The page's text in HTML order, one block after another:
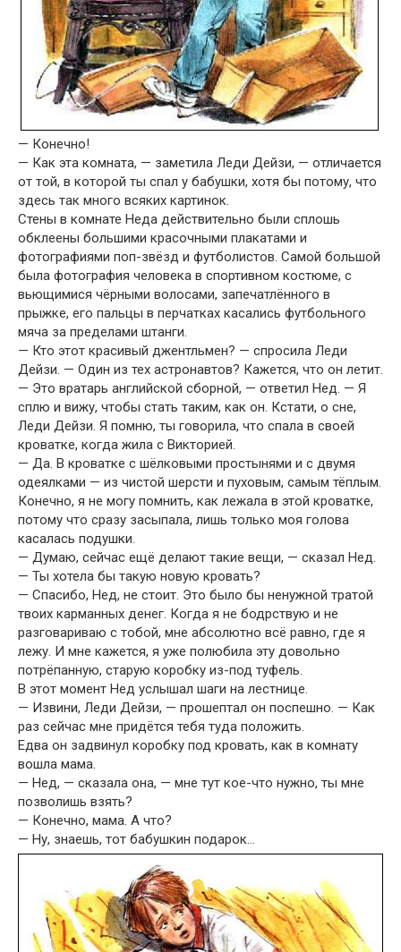
— Конечно!
— Как эта комната, — заметила Леди Дейзи, — отличается
от той, в которой ты спал у бабушки, хотя бы потому, что
здесь так много всяких картинок.
Стены в комнате Неда действительно были сплошь
обклеены большими красочными плакатами и
фотографиями поп-звёзд и футболистов. Самой большой
была фотография человека в спортивном костюме, с
вьющимися чёрными волосами, запечатлённого в
прыжке, его пальцы в перчатках касались футбольного
мяча за пределами штанги.
— Кто этот красивый джентльмен? — спросила Леди
Дейзи. — Один из тех астронавтов? Кажется, что он летит.
— Это вратарь английской сборной, — ответил Нед. — Я
сплю и вижу, чтобы стать таким, как он. Кстати, о сне,
Леди Дейзи. Я помню, ты говорила, что спала в своей
кроватке, когда жила с Викторией.
— Да. В кроватке с шёлковыми простынями и с двумя
одеялками — из чистой шерсти и пуховым, самым тёплым.
Конечно, я не могу помнить, как лежала в этой кроватке,
потому что сразу засыпала, лишь только моя голова
касалась подушки.
— Думаю, сейчас ещё делают такие вещи, — сказал Нед.
— Ты хотела бы такую новую кровать?
— Спасибо, Нед, не стоит. Это было бы ненужной тратой
твоих карманных денег. Когда я не бодрствую и не
разговариваю с тобой, мне абсолютно всё равно, где я
лежу. И мне кажется, я уже полюбила эту довольно
потрёпанную, старую коробку из-под туфель.
В этот момент Нед услышал шаги на лестнице.
— Извини, Леди Дейзи, — прошептал он поспешно. — Как
раз сейчас мне придётся тебя туда положить.
Едва он задвинул коробку под кровать, как в комнату
вошла мама.
— Нед, — сказала она, — мне тут кое-что нужно, ты мне
позволишь взять?
— Конечно, мама. А что?
— Ну, знаешь, тот бабушкин подарок…